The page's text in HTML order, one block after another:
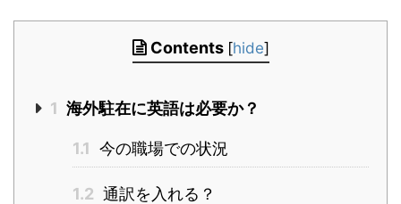
Contents [hide]
1 海外駐在に英語は必要か？
1.1 今の職場での状況
1.2 通訳を入れる？